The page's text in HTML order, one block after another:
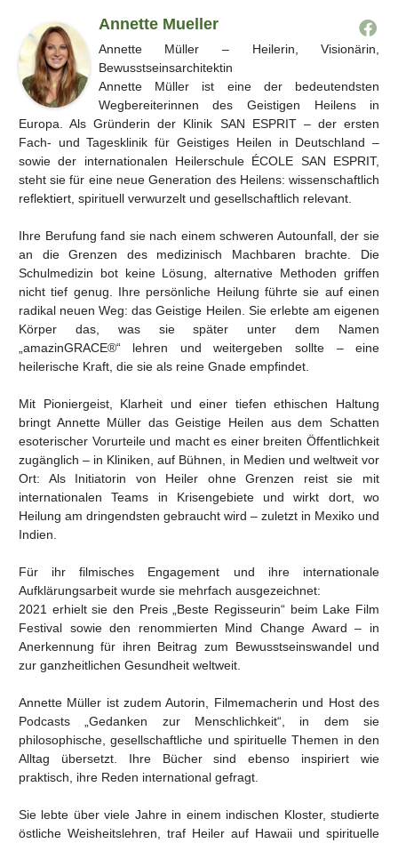
Annette Mueller
Annette Müller – Heilerin, Visionärin,
Bewusstseinsarchitektin
Annette Müller ist eine der bedeutendsten
Wegbereiterinnen des Geistigen Heilens in
Europa. Als Gründerin der Klinik SAN ESPRIT – der ersten
Fach- und Tagesklinik für Geistiges Heilen in Deutschland –
sowie der internationalen Heilerschule ÉCOLE SAN ESPRIT,
steht sie für eine neue Generation des Heilens: wissenschaftlich
reflektiert, spirituell verwurzelt und gesellschaftlich relevant.
Ihre Berufung fand sie nach einem schweren Autounfall, der sie
an die Grenzen des medizinisch Machbaren brachte. Die
Schulmedizin bot keine Lösung, alternative Methoden griffen
nicht tief genug. Ihre persönliche Heilung führte sie auf einen
radikal neuen Weg: das Geistige Heilen. Sie erlebte am eigenen
Körper das, was sie später unter dem Namen
„amazinGRACE®“ lehren und weitergeben sollte – eine
heilerische Kraft, die sie als reine Gnade empfindet.
Mit Pioniergeist, Klarheit und einer tiefen ethischen Haltung
bringt Annette Müller das Geistige Heilen aus dem Schatten
esoterischer Vorurteile und macht es einer breiten Öffentlichkeit
zugänglich – in Kliniken, auf Bühnen, in Medien und weltweit vor
Ort: Als Initiatorin von Heiler ohne Grenzen reist sie mit
internationalen Teams in Krisengebiete und wirkt dort, wo
Heilung am dringendsten gebraucht wird – zuletzt in Mexiko und
Indien.
Für ihr filmisches Engagement und ihre internationale
Aufklärungsarbeit wurde sie mehrfach ausgezeichnet:
2021 erhielt sie den Preis „Beste Regisseurin“ beim Lake Film
Festival sowie den renommierten Mind Change Award – in
Anerkennung für ihren Beitrag zum Bewusstseinswandel und
zur ganzheitlichen Gesundheit weltweit.
Annette Müller ist zudem Autorin, Filmemacherin und Host des
Podcasts „Gedanken zur Menschlichkeit“, in dem sie
philosophische, gesellschaftliche und spirituelle Themen in den
Alltag übersetzt. Ihre Bücher sind ebenso inspiriert wie
praktisch, ihre Reden international gefragt.
Sie lebte über viele Jahre in einem indischen Kloster, studierte
östliche Weisheitslehren, traf Heiler auf Hawaii und spirituelle